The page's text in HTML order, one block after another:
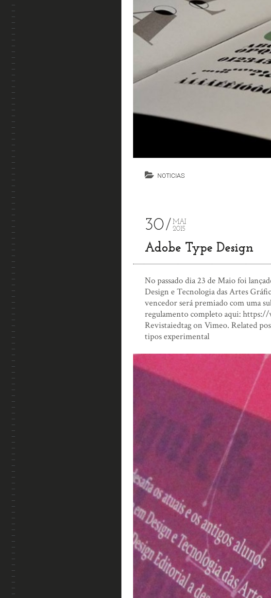
NOTICIAS
30
MAI
2015
Adobe Type Design
No passado dia 23 de Maio foi
Design e Tecnologia das Artes
vencedor será premiado com uma
regulamento completo aqui:
Revistaiedtag on Vimeo. Related
tipos experimental